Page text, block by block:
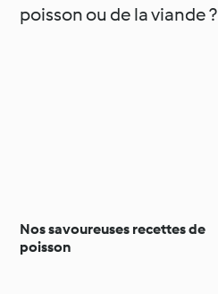
poisson ou de la viande ?
Nos savoureuses recettes de
poisson